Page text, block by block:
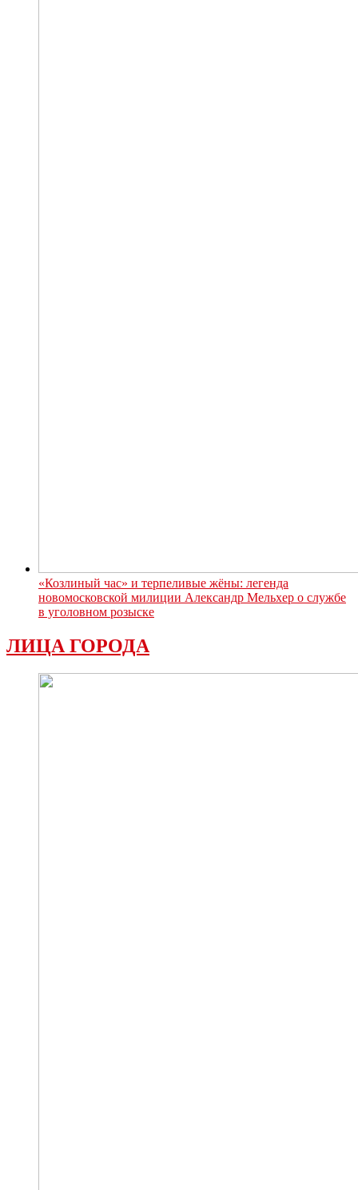
«Козлиный час» и терпеливые жёны: легенда
новомосковской милиции Александр Мельхер о службе
в уголовном розыске
ЛИЦА ГОРОДА